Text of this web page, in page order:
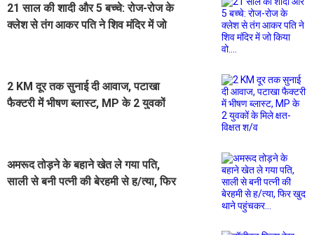
21 साल की शादी और 5 बच्चे: रोज-रोज के
क्लेश से तंग आकर पति ने शिव मंदिर में जो
2 KM दूर तक सुनाई दी आवाज, पटाखा
फैक्टरी में भीषण ब्लास्ट, MP के 2 युवकों
अमरूद तोड़ने के बहाने खेत ले गया पति,
साली से बनी पत्नी की बेरहमी से ह/त्या, फिर